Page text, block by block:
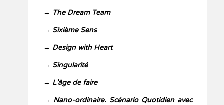
→ The Dream Team
→ Sixième Sens
→ Design with Heart
→ Singularité
→ L’âge de faire
→ Nano-ordinaire. Scénario Quotidien avec